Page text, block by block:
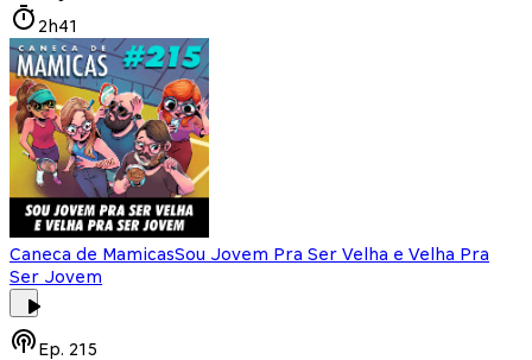
2h41
Caneca de MamicasSou Jovem Pra Ser Velha e Velha Pra
Ser Jovem
Ep. 215